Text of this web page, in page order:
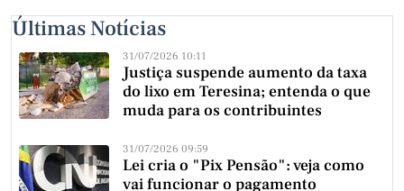
Últimas Notícias
31/07/2026 10:11
Justiça suspende aumento da taxa
do lixo em Teresina; entenda o que
muda para os contribuintes
31/07/2026 09:59
Lei cria o "Pix Pensão": veja como
vai funcionar o pagamento